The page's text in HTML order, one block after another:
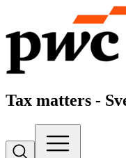
Tax matters -